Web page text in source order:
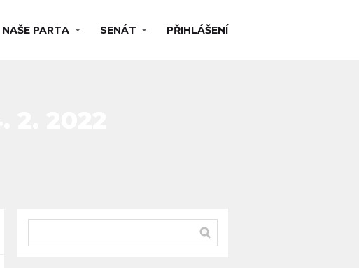
NAŠE PARTA SENÁT PŘIHLÁŠENÍ